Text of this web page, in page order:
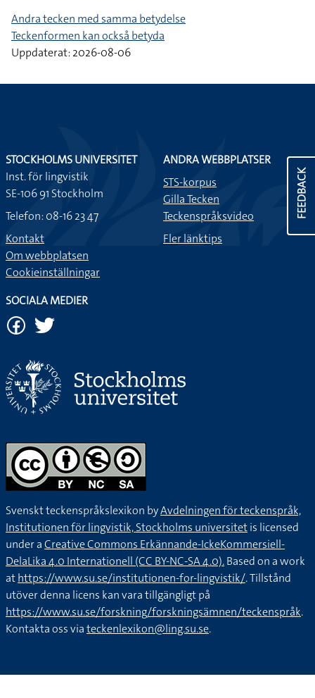
Andra tecken med samma betydelse
Teckenformen kan också betyda
Uppdaterat: 2026-08-06
FEEDBACK
STOCKHOLMS UNIVERSITET
Inst. för lingvistik
SE-106 91 Stockholm
Telefon: 08-16 23 47
Kontakt
Om webbplatsen
Cookieinställningar
ANDRA WEBBPLATSER
STS-korpus
Gilla Tecken
Teckenspråksvideo
Fler länktips
SOCIALA MEDIER
Svenskt teckenspråkslexikon byAvdelningen för teckenspråk,
Institutionen för lingvistik, Stockholms universitetis licensed
under aCreative Commons Erkännande-IckeKommersiell-
DelaLika 4.0 Internationell (CC BY-NC-SA 4.0).Based on a work
athttps://www.su.se/institutionen-for-lingvistik/. Tillstånd
utöver denna licens kan vara tillgängligt på
https://www.su.se/forskning/forskningsämnen/teckenspråk.
Kontakta oss viateckenlexikon@ling.su.se.